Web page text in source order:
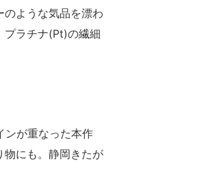
ような気品を漂わ
プラチナ(Pt)の繊細
ンが重なった本作
物にも。静岡きたが